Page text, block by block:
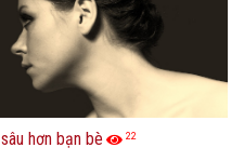
hơn bạn bè 22